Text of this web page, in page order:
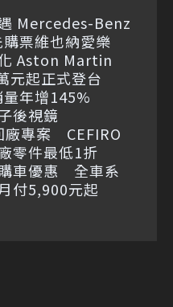
Mercedes-Benz
票維也納愛樂
Aston Martin
元起正式登台
量年增145%
後視鏡
廠專案 CEFIRO
零件最低1折
車優惠 全車系
付5,900元起